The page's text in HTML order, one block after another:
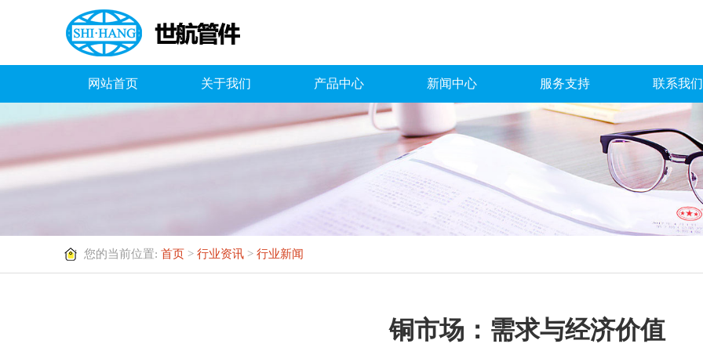
网站首页 关于我们 产品中心 新闻中心 服务支持 联系我们
您的当前位置: 首页 > 行业资讯 > 行业新闻
铜市场：需求与经济价值